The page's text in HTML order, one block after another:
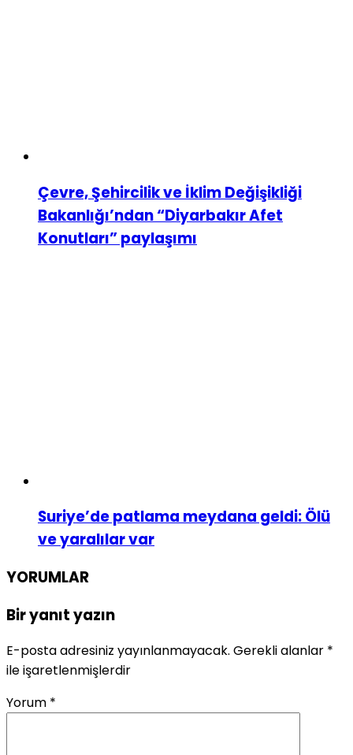
Çevre, Şehircilik ve İklim Değişikliği
Bakanlığı’ndan “Diyarbakır Afet
Konutları” paylaşımı
Suriye’de patlama meydana geldi: Ölü
ve yaralılar var
YORUMLAR
Bir yanıt yazın
E-posta adresiniz yayınlanmayacak. Gerekli alanlar *
ile işaretlenmişlerdir
Yorum *